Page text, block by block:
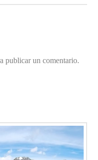
publicar un comentario.